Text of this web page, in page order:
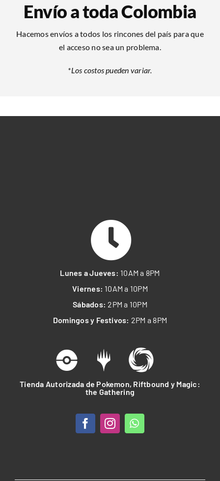
Envío a toda Colombia
Hacemos envíos a todos los rincones del país para que
el acceso no sea un problema.
*Los costos pueden variar.
Lunes a Jueves: 10AM a 8PM
Viernes: 10AM a 10PM
Sábados: 2PM a 10PM
Domingos y Festivos: 2PM a 8PM
Tienda Autorizada de Pokemon, Riftbound y Magic:
the Gathering